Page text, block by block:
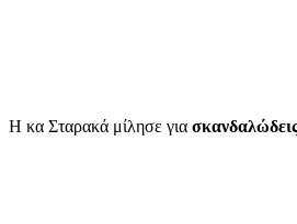
Η κα Σταρακά μίλησε για